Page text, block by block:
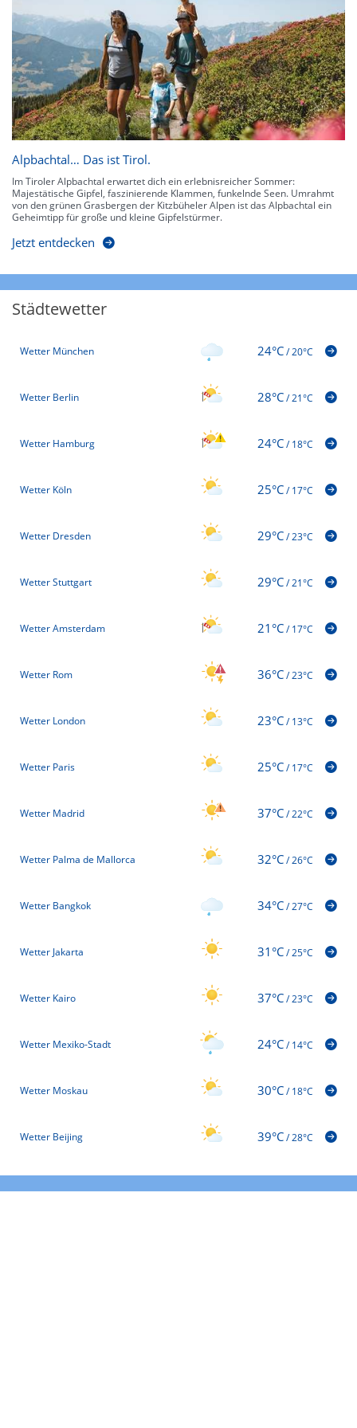
Alpbachtal… Das ist Tirol.
Im Tiroler Alpbachtal erwartet dich ein erlebnisreicher Sommer:
Majestätische Gipfel, faszinierende Klammen, funkelnde Seen. Umrahmt
von den grünen Grasbergen der Kitzbüheler Alpen ist das Alpbachtal ein
Geheimtipp für große und kleine Gipfelstürmer.
Jetzt entdecken
Städtewetter
Wetter München 24°C/20°C
Wetter Berlin 28°C/21°C
Wetter Hamburg 24°C/18°C
Wetter Köln 25°C/17°C
Wetter Dresden 29°C/23°C
Wetter Stuttgart 29°C/21°C
Wetter Amsterdam 21°C/17°C
Wetter Rom 36°C/23°C
Wetter London 23°C/13°C
Wetter Paris 25°C/17°C
Wetter Madrid 37°C/22°C
Wetter Palma de Mallorca 32°C/26°C
Wetter Bangkok 34°C/27°C
Wetter Jakarta 31°C/25°C
Wetter Kairo 37°C/23°C
Wetter Mexiko-Stadt 24°C/14°C
Wetter Moskau 30°C/18°C
Wetter Beijing 39°C/28°C